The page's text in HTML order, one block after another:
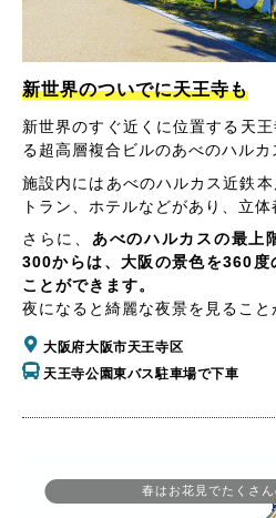
新世界のついでに天王寺も
新世界のすぐ近くに位置する天
る超高層複合ビルのあべのハルカ
施設内にはあべのハルカス近鉄本
トラン、ホテルなどがあり、立体
さらに、 あべのハルカスの最上
300からは、大阪の景色を360度
ことができます。
夜になると綺麗な夜景を見ること
大阪府大阪市天王寺区
天王寺公園東バス駐車場で下車
春はお花見でたくさ